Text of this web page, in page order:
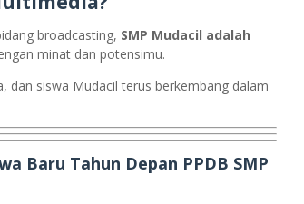
broadcasting, SMP Mudacil adalah
minat dan potensimu.
dan siswa Mudacil terus berkembang dalam
Baru Tahun Depan PPDB SMP